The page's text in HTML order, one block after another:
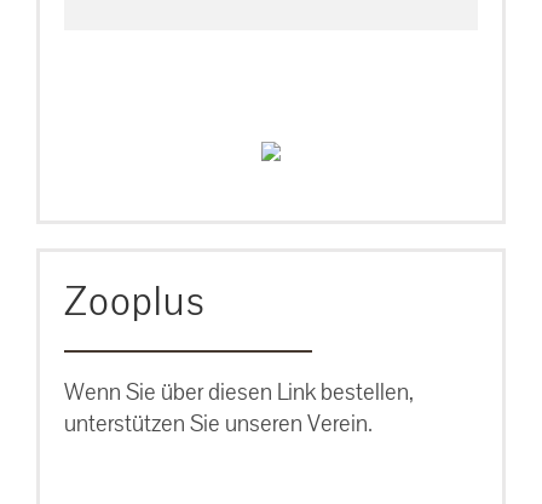
Zooplus
Wenn Sie über diesen Link bestellen,
unterstützen Sie unseren Verein.